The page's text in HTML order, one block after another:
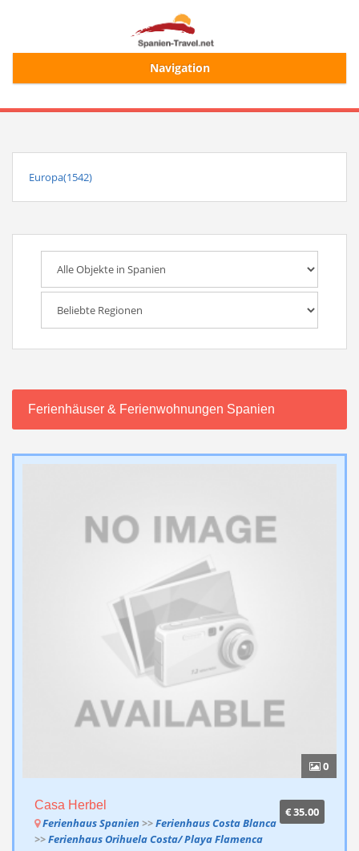
Navigation
Start
Alle Ferienhäuser
Ferienhaussuche
Merkliste
Europa(1542)
Ferienhäuser & Ferienwohnungen Spanien
0
€ 35.00
Casa Herbel
Ferienhaus Spanien >>Ferienhaus Costa Blanca
>>Ferienhaus Orihuela Costa/ Playa Flamenca